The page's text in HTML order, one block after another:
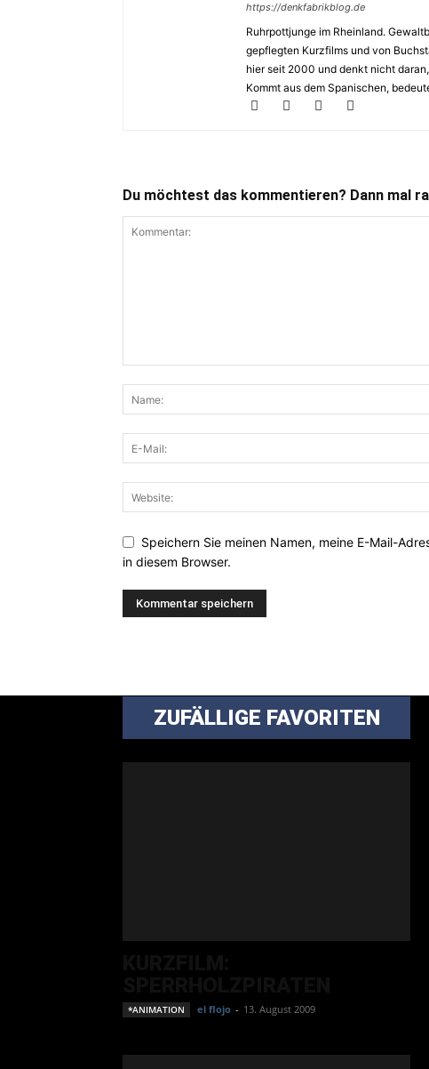
https://denkfabrikblog.de
Ruhrpottjunge im Rheinland.
gepflegten Kurzfilms und von
hier seit 2000 und denkt nicht
Kommt aus dem Spanischen,
Du möchtest das kommentieren? Dann mal
Speichern Sie meinen Namen, meine E-Mail-
in diesem Browser.
ZUFÄLLIGE FAVORITEN
*ANIMATION el flojo - 13. August 2009